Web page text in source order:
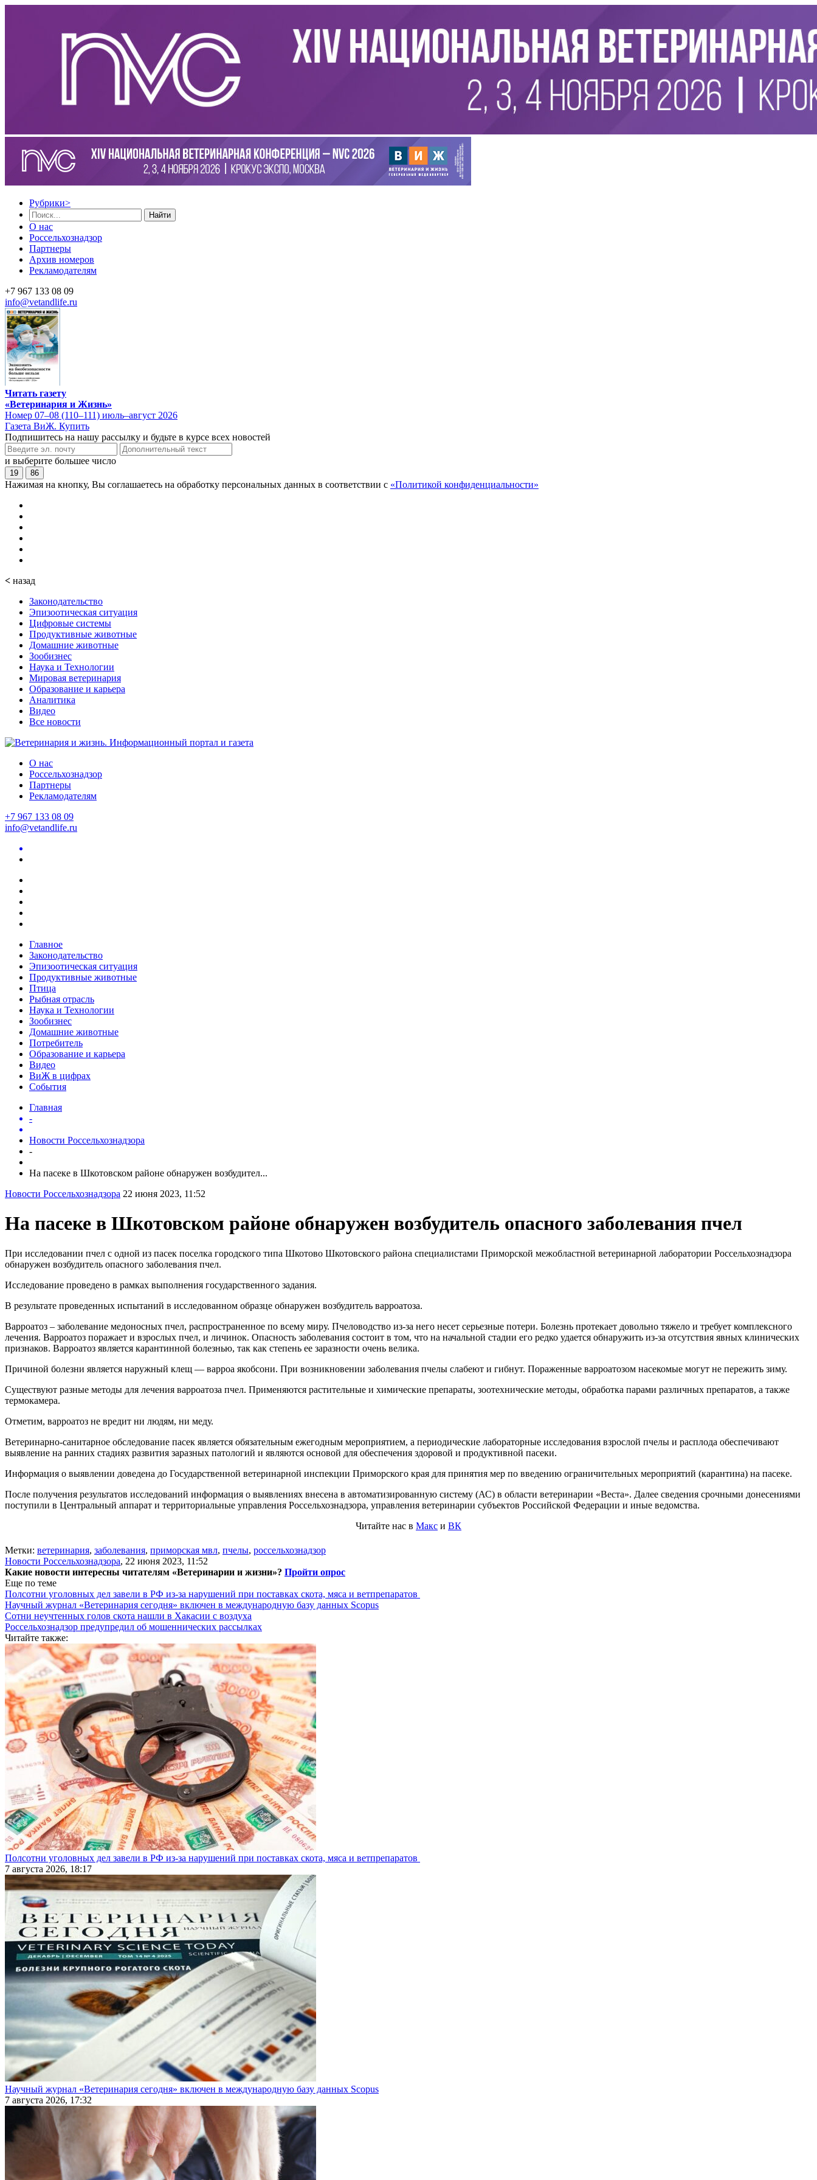
Рубрики>
Найти
О нас
Россельхознадзор
Партнеры
Архив номеров
Рекламодателям
+7 967 133 08 09
info@vetandlife.ru
Читать газету
«Ветеринария и Жизнь»
Номер 07–08 (110–111) июль–август 2026
Газета ВиЖ. Купить
Подпишитесь на нашу рассылку и будьте в курсе всех новостей
и выберите большее число
19 86
Нажимая на кнопку, Вы соглашаетесь на обработку персональных данных в соответствии с «Политикой конфиденциальности»
< назад
Законодательство
Эпизоотическая ситуация
Цифровые системы
Продуктивные животные
Домашние животные
Зообизнес
Наука и Технологии
Мировая ветеринария
Образование и карьера
Аналитика
Видео
Все новости
О нас
Россельхознадзор
Партнеры
Рекламодателям
+7 967 133 08 09
info@vetandlife.ru
Главное
Законодательство
Эпизоотическая ситуация
Продуктивные животные
Птица
Рыбная отрасль
Наука и Технологии
Зообизнес
Домашние животные
Потребитель
Образование и карьера
Видео
ВиЖ в цифрах
События
Главная
-
Новости Россельхознадзора
-
На пасеке в Шкотовском районе обнаружен возбудител...
Новости Россельхознадзора 22 июня 2023, 11:52
На пасеке в Шкотовском районе обнаружен возбудитель опасного заболевания пчел
При исследовании пчел с одной из пасек поселка городского типа Шкотово Шкотовского района специалистами Приморской межобластной ветеринарной лаборатории Россельхознадзора
обнаружен возбудитель опасного заболевания пчел.
Исследование проведено в рамках выполнения государственного задания.
В результате проведенных испытаний в исследованном образце обнаружен возбудитель варроатоза.
Варроатоз – заболевание медоносных пчел, распространенное по всему миру. Пчеловодство из-за него несет серьезные потери. Болезнь протекает довольно тяжело и требует комплексного
лечения. Варроатоз поражает и взрослых пчел, и личинок. Опасность заболевания состоит в том, что на начальной стадии его редко удается обнаружить из-за отсутствия явных клинических
признаков. Варроатоз является карантинной болезнью, так как степень ее заразности очень велика.
Причиной болезни является наружный клещ — варроа якобсони. При возникновении заболевания пчелы слабеют и гибнут. Пораженные варроатозом насекомые могут не пережить зиму.
Существуют разные методы для лечения варроатоза пчел. Применяются растительные и химические препараты, зоотехнические методы, обработка парами различных препаратов, а также
термокамера.
Отметим, варроатоз не вредит ни людям, ни меду.
Ветеринарно-санитарное обследование пасек является обязательным ежегодным мероприятием, а периодические лабораторные исследования взрослой пчелы и расплода обеспечивают
выявление на ранних стадиях развития заразных патологий и являются основой для обеспечения здоровой и продуктивной пасеки.
Информация о выявлении доведена до Государственной ветеринарной инспекции Приморского края для принятия мер по введению ограничительных мероприятий (карантина) на пасеке.
После получения результатов исследований информация о выявлениях внесена в автоматизированную систему (АС) в области ветеринарии «Веста». Далее сведения срочными донесениями
поступили в Центральный аппарат и территориальные управления Россельхознадзора, управления ветеринарии субъектов Российской Федерации и иные ведомства.
Читайте нас в Макс и ВК
Метки: ветеринария, заболевания, приморская мвл, пчелы, россельхознадзор
Новости Россельхознадзора, 22 июня 2023, 11:52
Какие новости интересны читателям «Ветеринарии и жизни»? Пройти опрос
Еще по теме
Полсотни уголовных дел завели в РФ из-за нарушений при поставках скота, мяса и ветпрепаратов
Научный журнал «Ветеринария сегодня» включен в международную базу данных Scopus
Сотни неучтенных голов скота нашли в Хакасии с воздуха
Россельхознадзор предупредил об мошеннических рассылках
Читайте также:
Полсотни уголовных дел завели в РФ из-за нарушений при поставках скота, мяса и ветпрепаратов
7 августа 2026, 18:17
Научный журнал «Ветеринария сегодня» включен в международную базу данных Scopus
7 августа 2026, 17:32